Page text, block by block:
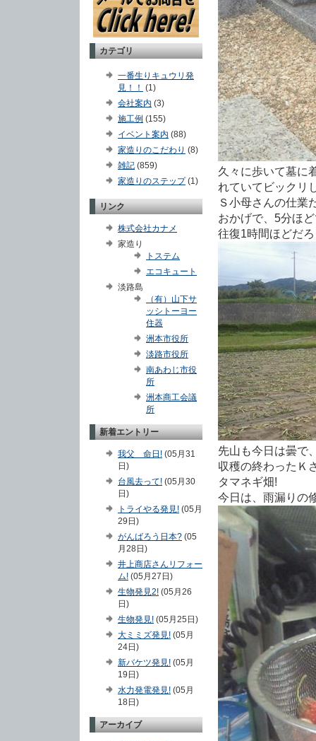
久々に歩いて墓に
れていてビックリ
Ｓ小母さんの仕業
おかげで、5分ほ
往復1時間ほどだ
先山も今日は曇で
収穫の終わったＫ
タマネギ畑!
今日は、雨漏りの
カテゴリ
一番生りキュウリ発
見！！ (1)
会社案内 (3)
施工例 (155)
イベント案内 (88)
家造りのこだわり (8)
雑記 (859)
家造りのステップ(1)
リンク
株式会社カナメ
家造り
トステム
エコキュート
淡路島
（有）山下サ
ッシトーヨー
住器
洲本市役所
淡路市役所
南あわじ市役
所
洲本商工会議
所
新着エントリー
我父 命日! (05月31
日)
台風去って! (05月30
日)
トライやる発見! (05月
29日)
がんばろう日本? (05
月28日)
井上商店さんリフォー
ム! (05月27日)
生物発見2! (05月26
日)
生物発見! (05月25日)
大ミミズ発見! (05月
24日)
新バケツ発見! (05月
19日)
水力発電発見! (05月
18日)
アーカイブ